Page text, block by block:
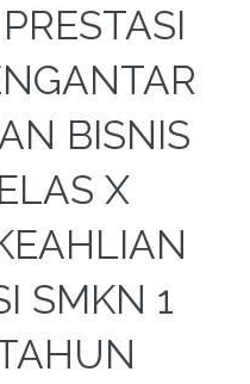
BISNIS
X
SMKN 1